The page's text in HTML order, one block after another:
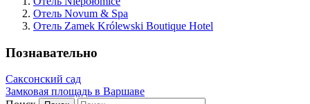
Отель Novum & Spa
Отель Zamek Królewski Boutique Hotel
Познавательно
Саксонский сад
Замковая площадь в Варшаве